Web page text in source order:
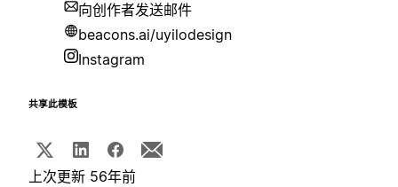
向创作者发送邮件
beacons.ai/uyilodesign
Instagram
共享此模板
上次更新 56年前